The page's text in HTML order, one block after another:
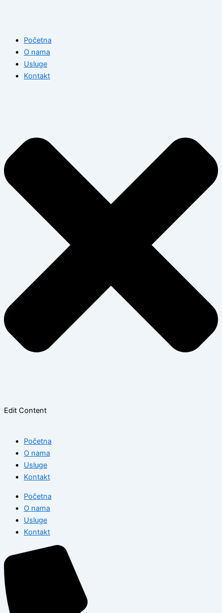
Početna
O nama
Usluge
Kontakt
Edit Content
Početna
O nama
Usluge
Kontakt
Početna
O nama
Usluge
Kontakt